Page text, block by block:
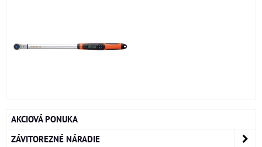
AKCIOVÁ PONUKA
ZÁVITOREZNÉ NÁRADIE